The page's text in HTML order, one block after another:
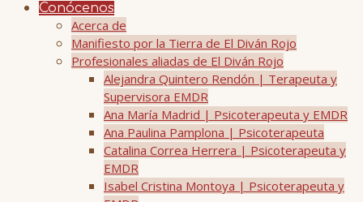
Conócenos
Acerca de
Manifiesto por la Tierra de El Diván Rojo
Profesionales aliadas de El Diván Rojo
Alejandra Quintero Rendón | Terapeuta y
Supervisora EMDR
Ana María Madrid | Psicoterapeuta y EMDR
Ana Paulina Pamplona | Psicoterapeuta
Catalina Correa Herrera | Psicoterapeuta y
EMDR
Isabel Cristina Montoya | Psicoterapeuta y